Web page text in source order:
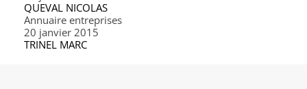
QUEVAL NICOLAS
Annuaire entreprises
20 janvier 2015
TRINEL MARC